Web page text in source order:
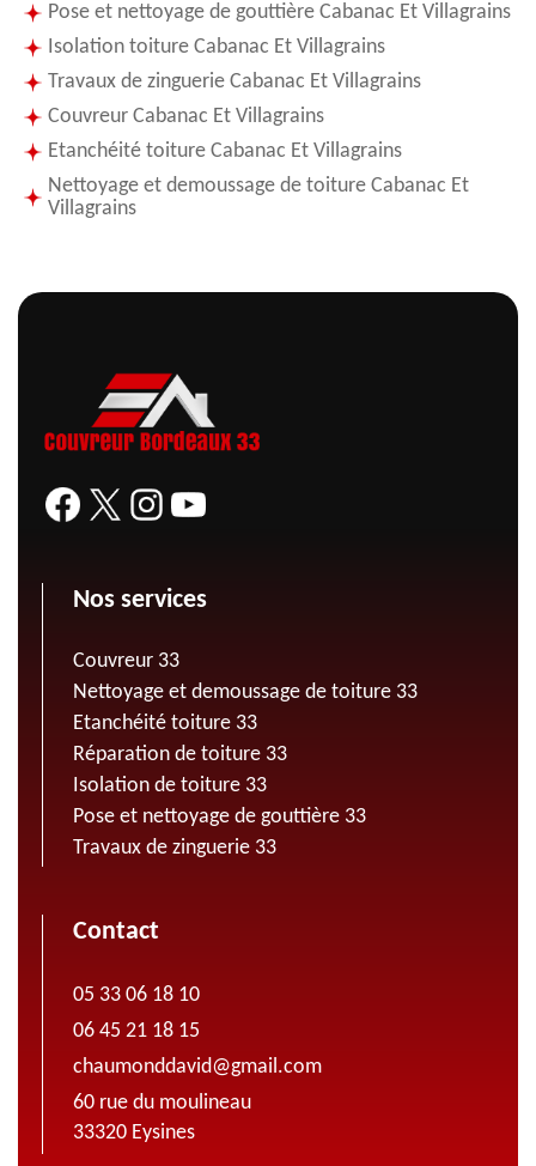
Pose et nettoyage de gouttière Cabanac Et Villagrains
Isolation toiture Cabanac Et Villagrains
Travaux de zinguerie Cabanac Et Villagrains
Couvreur Cabanac Et Villagrains
Etanchéité toiture Cabanac Et Villagrains
Nettoyage et demoussage de toiture Cabanac Et
Villagrains
Nos services
Couvreur 33
Nettoyage et demoussage de toiture 33
Etanchéité toiture 33
Réparation de toiture 33
Isolation de toiture 33
Pose et nettoyage de gouttière 33
Travaux de zinguerie 33
Contact
05 33 06 18 10
06 45 21 18 15
chaumonddavid@gmail.com
60 rue du moulineau
33320 Eysines